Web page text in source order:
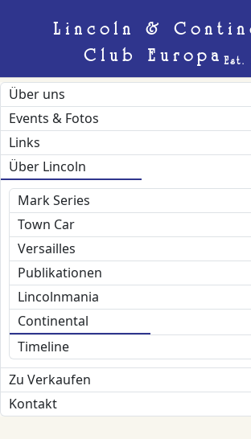
Lincoln &
Club Europa Est.
Über uns
Events & Fotos
Links
Über Lincoln
Mark Series
Town Car
Versailles
Publikationen
Lincolnmania
Continental
Timeline
Zu Verkaufen
Kontakt